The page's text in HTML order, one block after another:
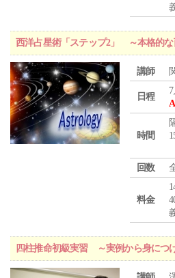
西洋占星術「ステップ2」 ～本格的
講師
日程
時間
回数
料金
四柱推命初級実習 ～実例から身につ